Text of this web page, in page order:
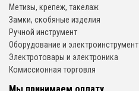
Метизы, крепеж, такелаж
Замки, скобяные изделия
Ручной инструмент
Оборудование и электроинструмент
Электротовары и электроника
Комиссионная торговля